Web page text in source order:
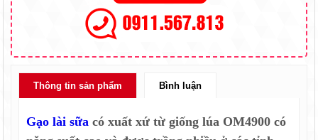
Thông tin sản phẩm Bình luận
Gạo lài sữa có xuất xứ từ giống lúa OM4900 có